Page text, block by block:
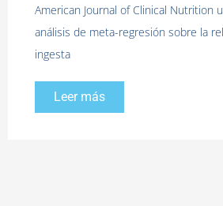
American Journal of Clinical Nutrition
análisis de meta-regresión sobre la
ingesta
Leer más